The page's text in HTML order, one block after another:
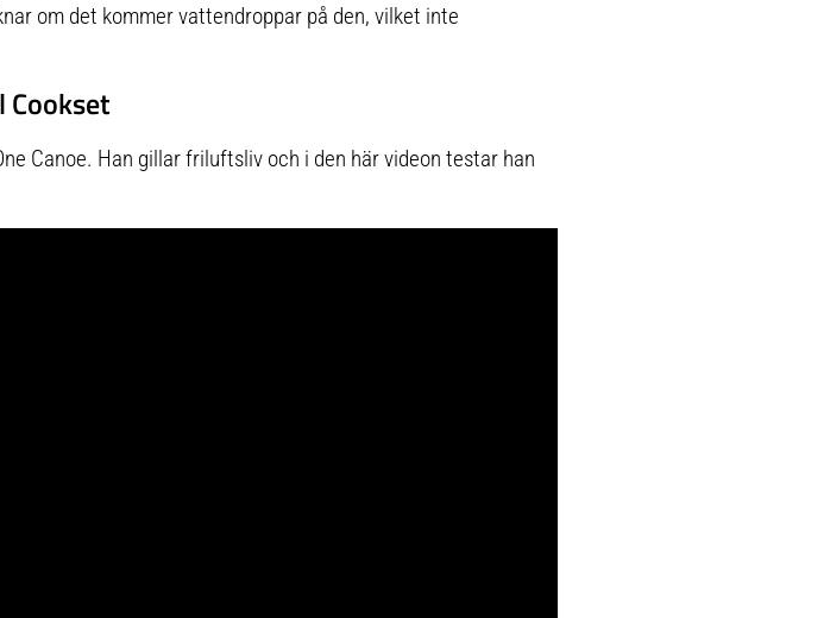
om det kommer vattendroppar på den, vilket inte
Cookset
Canoe. Han gillar friluftsliv och i den här videon testar han